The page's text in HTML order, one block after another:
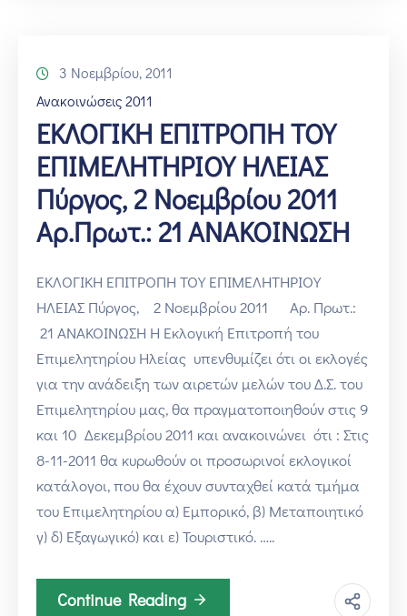
3 Νοεμβρίου, 2011
Ανακοινώσεις 2011
ΕΚΛΟΓΙΚΗ ΕΠΙΤΡΟΠΗ ΤΟΥ
ΕΠΙΜΕΛΗΤΗΡΙΟΥ ΗΛΕΙΑΣ
Πύργος, 2 Νοεμβρίου 2011
Αρ.Πρωτ.: 21 ΑΝΑΚΟΙΝΩΣΗ
ΕΚΛΟΓΙΚΗ ΕΠΙΤΡΟΠΗ ΤΟΥ ΕΠΙΜΕΛΗΤΗΡΙΟΥ
ΗΛΕΙΑΣ Πύργος, 2 Νοεμβρίου 2011 Αρ. Πρωτ.:
21 ΑΝΑΚΟΙΝΩΣΗ Η Εκλογική Επιτροπή του
Επιμελητηρίου Ηλείας υπενθυμίζει ότι οι εκλογές
για την ανάδειξη των αιρετών μελών του Δ.Σ. του
Επιμελητηρίου μας, θα πραγματοποιηθούν στις 9
και 10 Δεκεμβρίου 2011 και ανακοινώνει ότι : Στις
8-11-2011 θα κυρωθούν οι προσωρινοί εκλογικοί
κατάλογοι, που θα έχουν συνταχθεί κατά τμήμα
του Επιμελητηρίου α) Εμπορικό, β) Μεταποιητικό
γ) δ) Εξαγωγικό) και ε) Τουριστικό. …..
Continue Reading